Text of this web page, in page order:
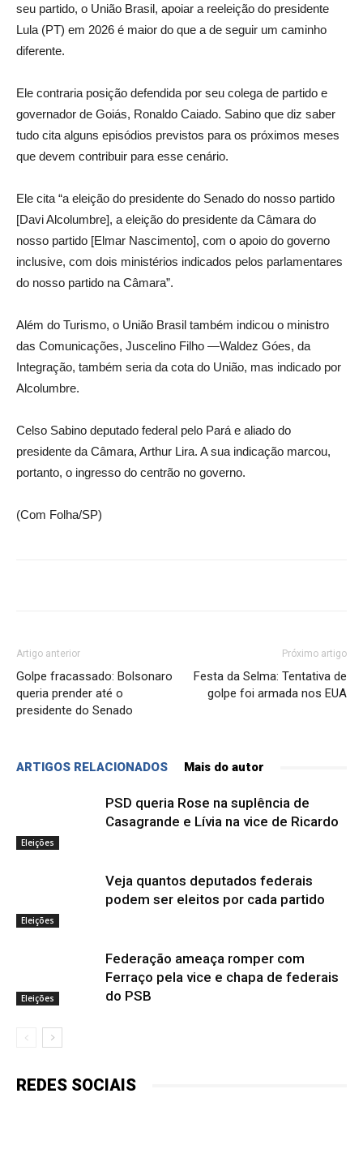
seu partido, o União Brasil, apoiar a reeleição do presidente
Lula (PT) em 2026 é maior do que a de seguir um caminho
diferente.
Ele contraria posição defendida por seu colega de partido e
governador de Goiás, Ronaldo Caiado. Sabino que diz saber
tudo cita alguns episódios previstos para os próximos meses
que devem contribuir para esse cenário.
Ele cita “a eleição do presidente do Senado do nosso partido
[Davi Alcolumbre], a eleição do presidente da Câmara do
nosso partido [Elmar Nascimento], com o apoio do governo
inclusive, com dois ministérios indicados pelos parlamentares
do nosso partido na Câmara”.
Além do Turismo, o União Brasil também indicou o ministro
das Comunicações, Juscelino Filho —Waldez Góes, da
Integração, também seria da cota do União, mas indicado por
Alcolumbre.
Celso Sabino deputado federal pelo Pará e aliado do
presidente da Câmara, Arthur Lira. A sua indicação marcou,
portanto, o ingresso do centrão no governo.
(Com Folha/SP)
Artigo anterior
Golpe fracassado: Bolsonaro
queria prender até o
presidente do Senado
Próximo artigo
Festa da Selma: Tentativa de
golpe foi armada nos EUA
ARTIGOS RELACIONADOS Mais do autor
Eleições
PSD queria Rose na suplência de
Casagrande e Lívia na vice de Ricardo
Eleições
Veja quantos deputados federais
podem ser eleitos por cada partido
Eleições
Federação ameaça romper com
Ferraço pela vice e chapa de federais
do PSB
REDES SOCIAIS